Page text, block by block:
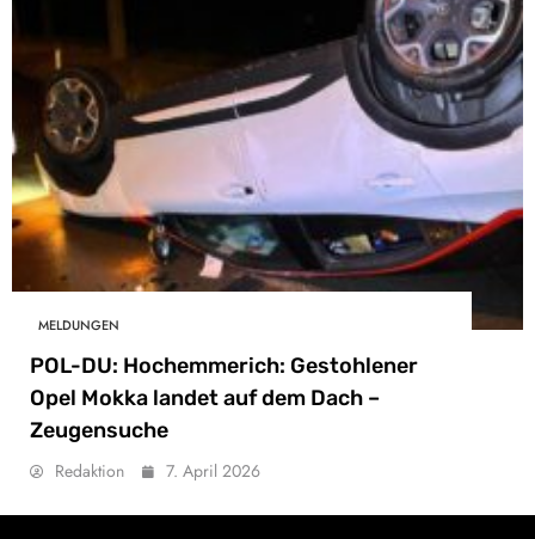
MELDUNGEN
POL-DU: Hochemmerich: Gestohlener
Opel Mokka landet auf dem Dach –
Zeugensuche
Redaktion 7. April 2026